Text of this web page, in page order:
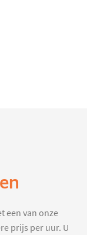
een van onze
prijs per uur. U